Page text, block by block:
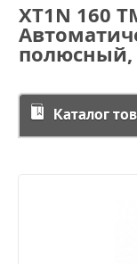
XT1N 160
полюсный,
Каталог